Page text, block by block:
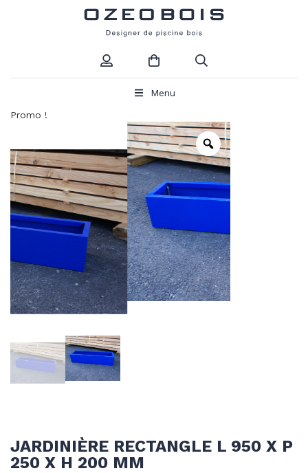
Menu
Promo !
JARDINIÈRE RECTANGLE L 950 X P
250 X H 200 MM